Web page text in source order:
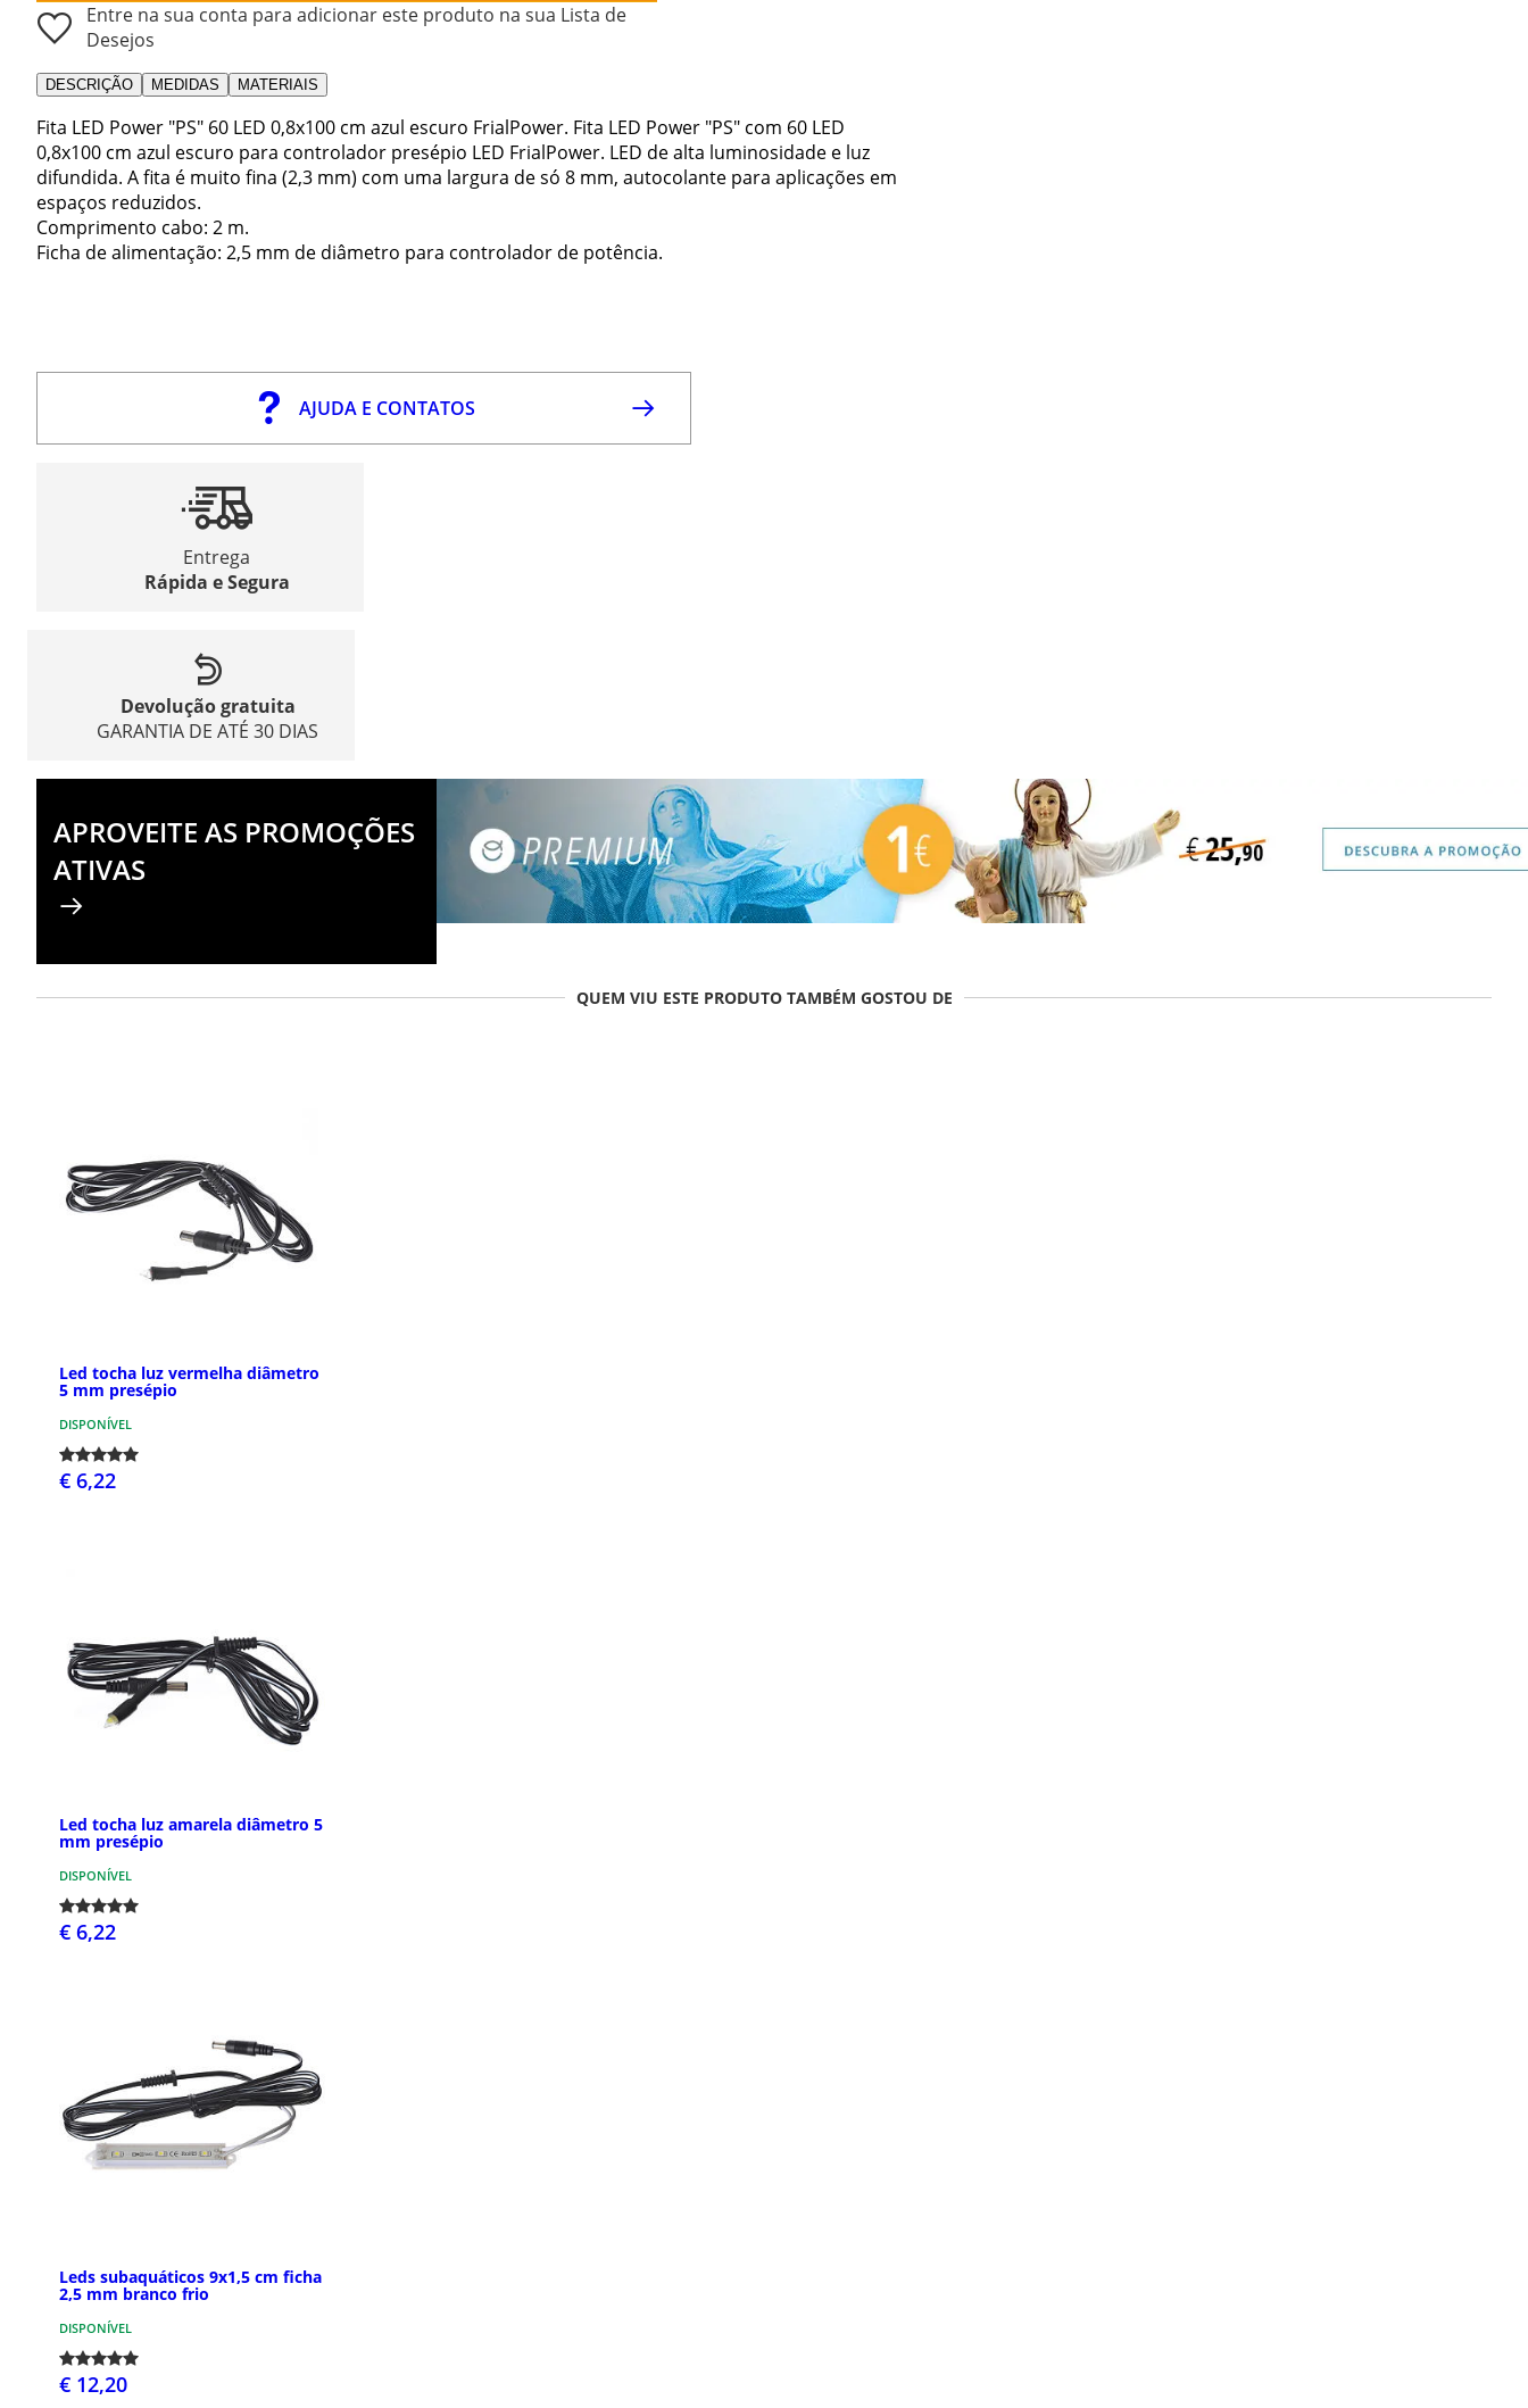
Entre na sua conta para adicionar este produto na sua Lista de
Desejos
DESCRIÇÃO MEDIDAS MATERIAIS
Fita LED Power "PS" 60 LED 0,8x100 cm azul escuro FrialPower. Fita LED Power "PS" com 60 LED
0,8x100 cm azul escuro para controlador presépio LED FrialPower. LED de alta luminosidade e luz
difundida. A fita é muito fina (2,3 mm) com uma largura de só 8 mm, autocolante para aplicações em
espaços reduzidos.
Comprimento cabo: 2 m.
Ficha de alimentação: 2,5 mm de diâmetro para controlador de potência.
AJUDA E CONTATOS
Entrega
Rápida e Segura
Devolução gratuita
GARANTIA DE ATÉ 30 DIAS
APROVEITE AS PROMOÇÕES
ATIVAS
QUEM VIU ESTE PRODUTO TAMBÉM GOSTOU DE
Led tocha luz vermelha diâmetro
5 mm presépio
DISPONÍVEL
€ 6,22
Led tocha luz amarela diâmetro 5
mm presépio
DISPONÍVEL
€ 6,22
Leds subaquáticos 9x1,5 cm ficha
2,5 mm branco frio
DISPONÍVEL
€ 12,20